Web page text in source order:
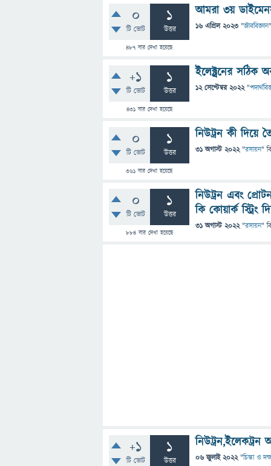
0
টি ভোট
1
উত্তর
487 বার দেখা হয়েছে
আমরা ৩য়
16 এপ্রিল 2023 "জীববিজ্ঞান
+1
টি ভোট
1
উত্তর
431বার দেখা হয়েছে
ইলেক্ট্রনের সঠিক
12 সেপ্টেম্বর 2022 "
0
টি ভোট
1
উত্তর
361 বার দেখা হয়েছে
নিউট্রন কী দিয়ে
31 অগাস্ট 2022 "রসায়ন"
0
টি ভোট
1
উত্তর
884বার দেখা হয়েছে
নিউট্রন এবং
কি কোয়ার্ক স্ট্রিং
31 অগাস্ট 2022 "রসায়ন"
+1
টি ভোট
1
উত্তর 06 জুলাই 2022 "চিন্তা ও